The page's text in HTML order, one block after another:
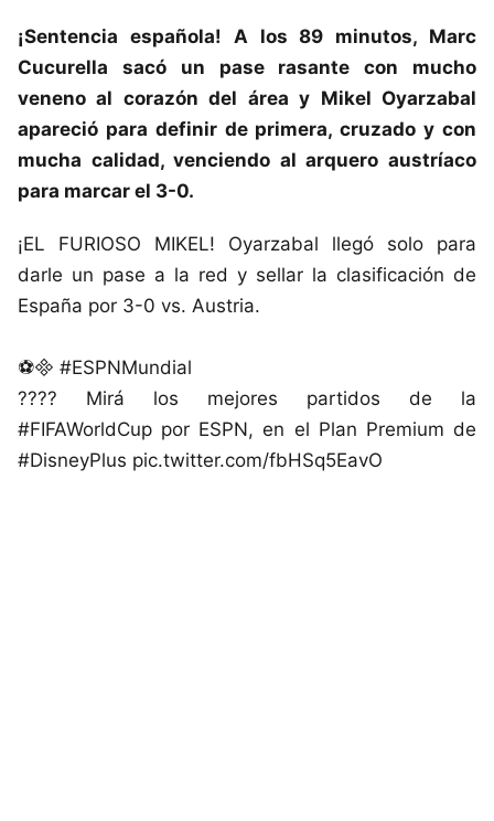
¡Sentencia española! A los 89 minutos, Marc
Cucurella sacó un pase rasante con mucho
veneno al corazón del área y Mikel Oyarzabal
apareció para definir de primera, cruzado y con
mucha calidad, venciendo al arquero austríaco
para marcar el 3-0.
¡EL FURIOSO MIKEL! Oyarzabal llegó solo para
darle un pase a la red y sellar la clasificación de
España por 3-0 vs. Austria.
⚽ #ESPNMundial
???? Mirá los mejores partidos de la
#FIFAWorldCup por ESPN, en el Plan Premium de
#DisneyPlus pic.twitter.com/fbHSq5EavO